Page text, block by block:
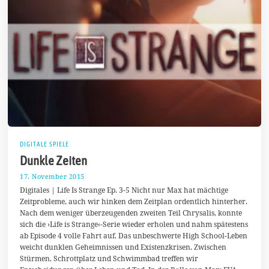
DIGITALE SPIELE
Dunkle Zeiten
17. November 2015
.
N
o
v
m
b
e
r
Digitales | Life Is Strange Ep. 3-5 Nicht nur Max hat mächtige
Zeitprobleme, auch wir hinken dem Zeitplan ordentlich hinterher.
Nach dem weniger überzeugenden zweiten Teil Chrysalis, konnte
sich die ›Life is Strange‹-Serie wieder erholen und nahm spätestens
ab Episode 4 volle Fahrt auf. Das unbeschwerte High School-Leben
weicht dunklen Geheimnissen und Existenzkrisen. Zwischen
Stürmen, Schrottplatz und Schwimmbad treffen wir